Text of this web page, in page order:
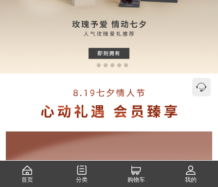
首页 分类 购物车 我的